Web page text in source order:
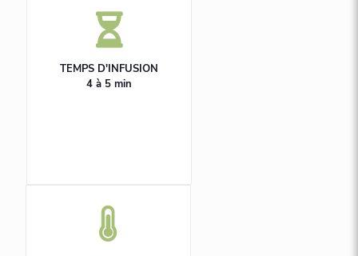
TEMPS D'INFUSION
4 à 5 min